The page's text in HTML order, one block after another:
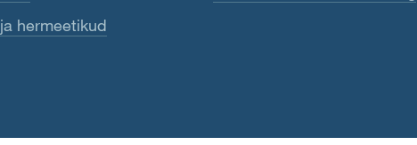
hermeetikud